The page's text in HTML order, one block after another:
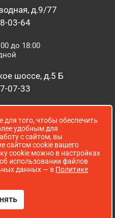
д.9/77
03-64
до 18:00
шоссе, д.5 Б
07-33
16:00
д. 52 А
до 18:00
сайта WebStroy
того, чтобы обеспечить
удобным для
с сайтом, вы
сайтом cookie вашего
cookie можно в настройках
использовании файлов
данных — в Политике